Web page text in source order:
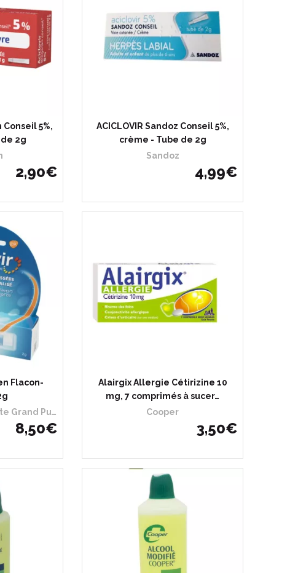
Conseil 5%,
2g
2,90€
ACICLOVIR Sandoz Conseil 5%,
crème - Tube de 2g
Sandoz
4,99€
Flacon-
Glaxosmithkline Sante Grand Public
8,50€
Alairgix Allergie Cétirizine 10
mg, 7 comprimés à sucer…
Cooper
3,50€